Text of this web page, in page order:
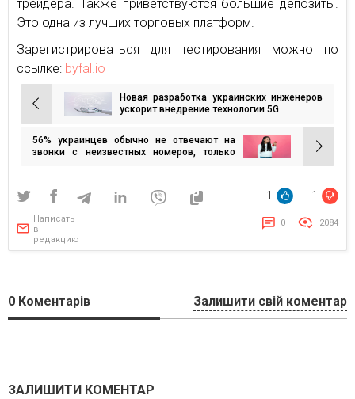
трейдера. Также приветствуются большие депозиты.
Это одна из лучших торговых платформ.
Зарегистрироваться для тестирования можно по
ссылке: byfal.io
Навигация
по
записям
Новая разработка украинских инженеров
ускорит внедрение технологии 5G
56% украинцев обычно не отвечают на
звонки с неизвестных номеров, только
1 1
Написать
в
редакцию
0 2084
0 Коментарів Залишити свій коментар
ЗАЛИШИТИ КОМЕНТАР